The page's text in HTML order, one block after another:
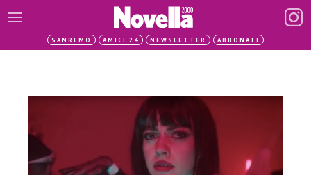
SANREMO AMICI 24 NEWSLETTER ABBONATI